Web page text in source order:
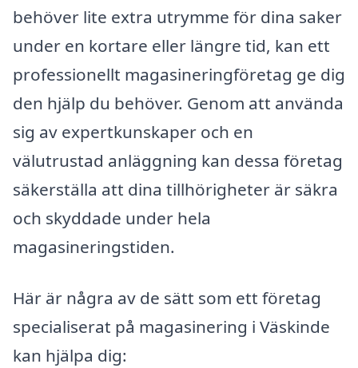
behöver lite extra utrymme för dina saker
under en kortare eller längre tid, kan ett
professionellt magasineringföretag ge dig
den hjälp du behöver. Genom att använda
sig av expertkunskaper och en
välutrustad anläggning kan dessa företag
säkerställa att dina tillhörigheter är säkra
och skyddade under hela
magasineringstiden.
Här är några av de sätt som ett företag
specialiserat på magasinering i Väskinde
kan hjälpa dig: